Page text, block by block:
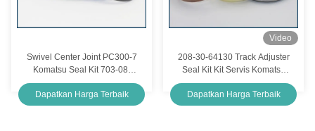
Swivel Center Joint PC300-7
Komatsu Seal Kit 703-08-
33620
Dapatkan Harga Terbaik
Video
208-30-64130 Track Adjuster
Seal Kit Kit Servis Komatsu
Sesuai dengan Silinder
PC410-5
Dapatkan Harga Terbaik